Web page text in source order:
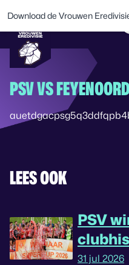
PSV VS
LEES OOK
PSV
31 jul 2026
Download de Vrouwen